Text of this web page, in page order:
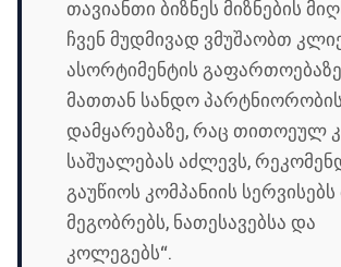
თავიანთი ბიზნეს მიზნების
ჩვენ მუდმივად ვმუშაობთ
ასორტიმენტის
მათთან სანდო პარტნიორობის
დამყარებაზე, რაც თითოეულ
საშუალებას აძლევს,
გაუწიოს კომპანიის
მეგობრებს, ნათესავებსა და
კოლეგებს“.